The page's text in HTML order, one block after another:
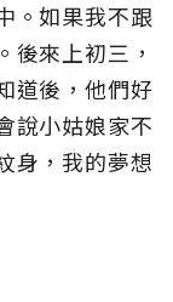
。如果我不跟
後來上初三，
道後，他們好
說小姑娘家不
身，我的夢想